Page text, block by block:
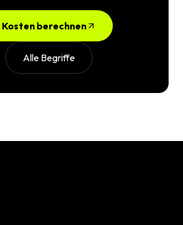
Kosten berechnen
Alle Begriffe